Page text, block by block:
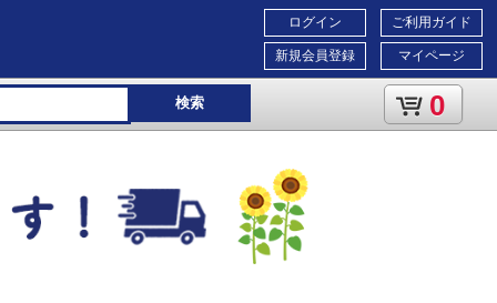
ご利用ガイド
マイページ
ログイン
新規会員登録
検索 0